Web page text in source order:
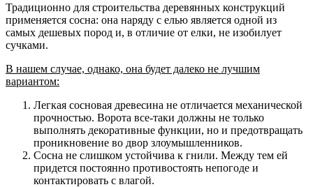
Традиционно для строительства деревянных конструкций
применяется сосна: она наряду с елью является одной из
самых дешевых пород и, в отличие от елки, не изобилует
сучками.
В нашем случае, однако, она будет далеко не лучшим
вариантом:
Легкая сосновая древесина не отличается механической
прочностью. Ворота все-таки должны не только
выполнять декоративные функции, но и предотвращать
проникновение во двор злоумышленников.
Сосна не слишком устойчива к гнили. Между тем ей
придется постоянно противостоять непогоде и
контактировать с влагой.